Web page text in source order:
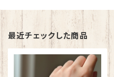
最近チェックした商品